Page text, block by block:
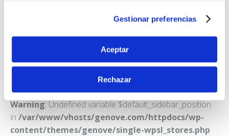
Gestionar preferencias
Aceptar
Rechazar
Warning: Undefined variable $default_sidebar_position
in /var/www/vhosts/genove.com/httpdocs/wp-
content/themes/genove/single-wpsl_stores.php